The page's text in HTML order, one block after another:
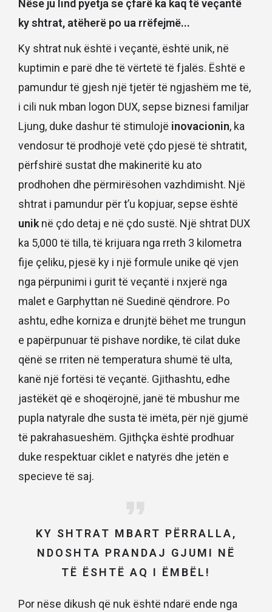
Nëse ju lind pyetja se çfarë ka kaq të veçantë
ky shtrat, atëherë po ua rrëfejmë...
Ky shtrat nuk është i veçantë, është unik, në
kuptimin e parë dhe të vërtetë të fjalës. Është e
pamundur të gjesh një tjetër të ngjashëm me të,
i cili nuk mban logon DUX, sepse biznesi familjar
Ljung, duke dashur të stimulojë inovacionin, ka
vendosur të prodhojë vetë çdo pjesë të shtratit,
përfshirë sustat dhe makineritë ku ato
prodhohen dhe përmirësohen vazhdimisht. Një
shtrat i pamundur për t’u kopjuar, sepse është
uniknë çdo detaj e në çdo sustë. Një shtrat DUX
ka 5,000 të tilla, të krijuara nga rreth 3 kilometra
fije çeliku, pjesë ky i një formule unike që vjen
nga përpunimi i gurit të veçantë i nxjerë nga
malet e Garphyttan në Suedinë qëndrore. Po
ashtu, edhe korniza e drunjtë bëhet me trungun
e papërpunuar të pishave nordike, të cilat duke
qënë se rriten në temperatura shumë të ulta,
kanë një fortësi të veçantë. Gjithashtu, edhe
jastëkët që e shoqërojnë, janë të mbushur me
pupla natyrale dhe susta të imëta, për një gjumë
të pakrahasueshëm. Gjithçka është prodhuar
duke respektuar ciklet e natyrës dhe jetën e
specieve të saj.
KY SHTRAT MBART PËRRALLA,
NDOSHTA PRANDAJ GJUMI NË
TË ËSHTË AQ I ËMBËL!
Por nëse dikush që nuk është ndarë ende nga